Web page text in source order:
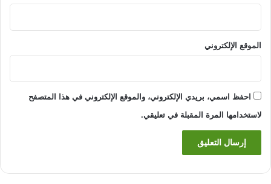
الموقع الإلكتروني
احفظ اسمي، بريدي الإلكتروني، والموقع الإلكتروني في هذا المتصفح
لاستخدامها المرة المقبلة في تعليقي.